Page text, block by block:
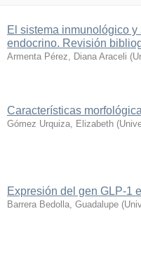
El sistema inmunológico
endocrino. Revisión
Armenta Pérez, Diana Araceli (
Características
Gómez Urquiza, Elizabeth (
Expresión del gen GLP-1
Barrera Bedolla, Guadalupe (